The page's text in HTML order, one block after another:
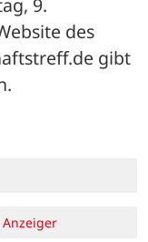
9.
des
gibt